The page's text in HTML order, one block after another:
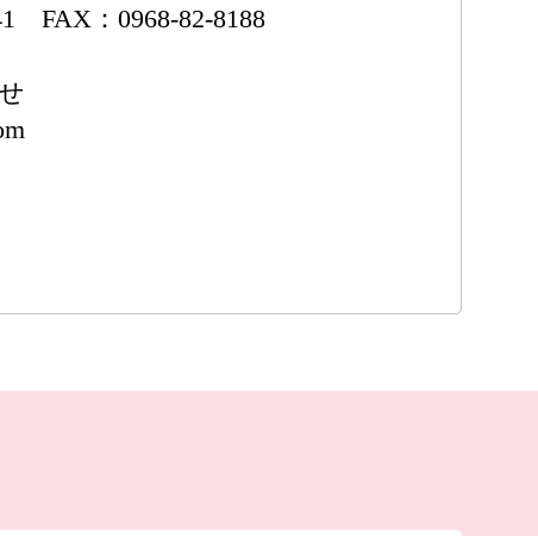
FAX：0968-82-8188